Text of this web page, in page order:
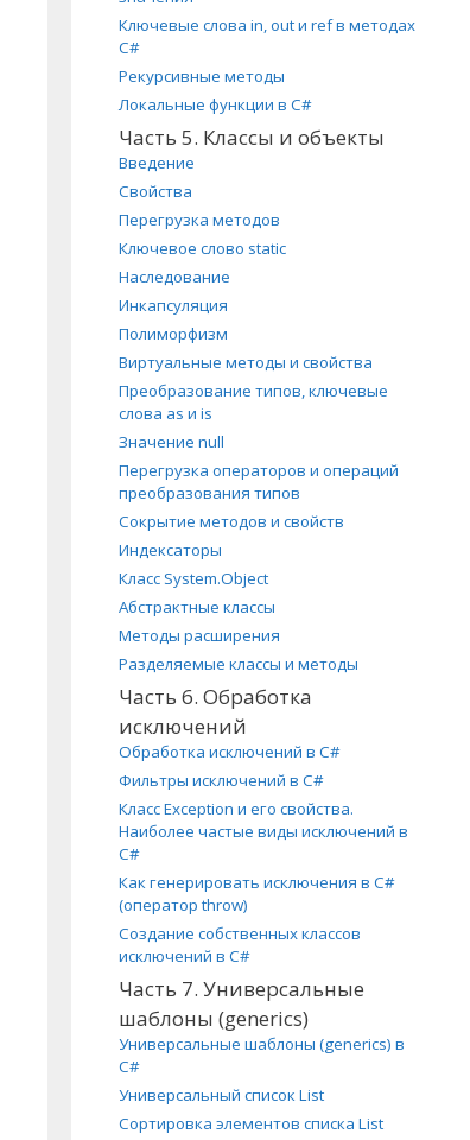
Ключевые слова in, out и ref в методах
C#
Рекурсивные методы
Локальные функции в C#
Часть 5. Классы и объекты
Введение
Свойства
Перегрузка методов
Ключевое слово static
Наследование
Инкапсуляция
Полиморфизм
Виртуальные методы и свойства
Преобразование типов, ключевые
слова as и is
Значение null
Перегрузка операторов и операций
преобразования типов
Сокрытие методов и свойств
Индексаторы
Класс System.Object
Абстрактные классы
Методы расширения
Разделяемые классы и методы
Часть 6. Обработка
исключений
Обработка исключений в C#
Фильтры исключений в C#
Класс Exception и его свойства.
Наиболее частые виды исключений в
C#
Как генерировать исключения в C#
(оператор throw)
Создание собственных классов
исключений в C#
Часть 7. Универсальные
шаблоны (generics)
Универсальные шаблоны (generics) в
C#
Универсальный список List
Сортировка элементов списка List